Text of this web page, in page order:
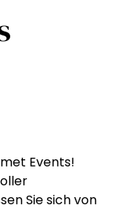
Events!
Sie sich von